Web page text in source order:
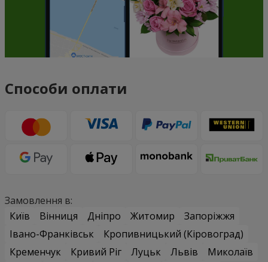
Способи оплати
Замовлення в:
Київ
Вінниця Дніпро Житомир
Запоріжжя
Івано-Франківськ
Кропивницький (Кіровоград)
Кременчук
Кривий Ріг Луцьк Львів
Миколаїв